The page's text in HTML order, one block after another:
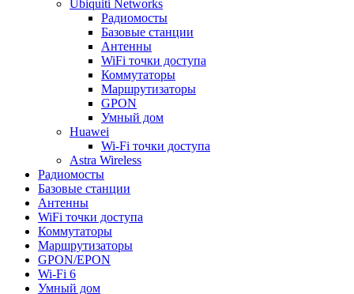
Ubiquiti Networks
Радиомосты
Базовые станции
Антенны
WiFi точки доступа
Коммутаторы
Маршрутизаторы
GPON
Умный дом
Huawei
Wi-Fi точки доступа
Astra Wireless
Радиомосты
Базовые станции
Антенны
WiFi точки доступа
Коммутаторы
Маршрутизаторы
GPON/EPON
Wi-Fi 6
Умный дом